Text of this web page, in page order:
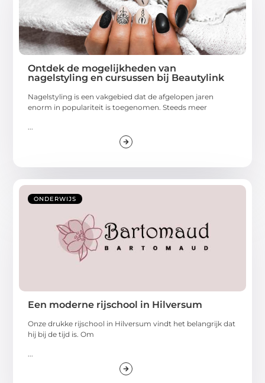
Ontdek de mogelijkheden van
nagelstyling en cursussen bij Beautylink
Nagelstyling is een vakgebied dat de afgelopen jaren
enorm in populariteit is toegenomen. Steeds meer
ONDERWIJS
Een moderne rijschool in Hilversum
Onze drukke rijschool in Hilversum vindt het belangrijk dat
hij bij de tijd is. Om